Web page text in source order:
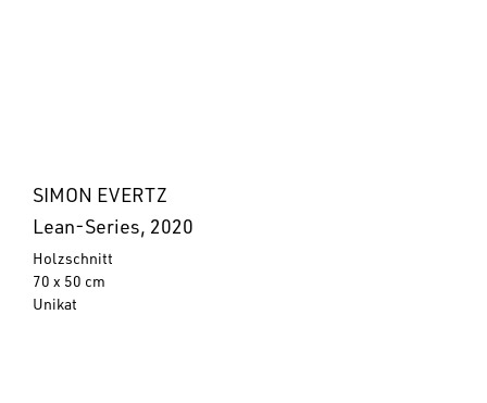
SIMON EVERTZ
Lean-Series, 2020
Holzschnitt
70 x 50 cm
Unikat